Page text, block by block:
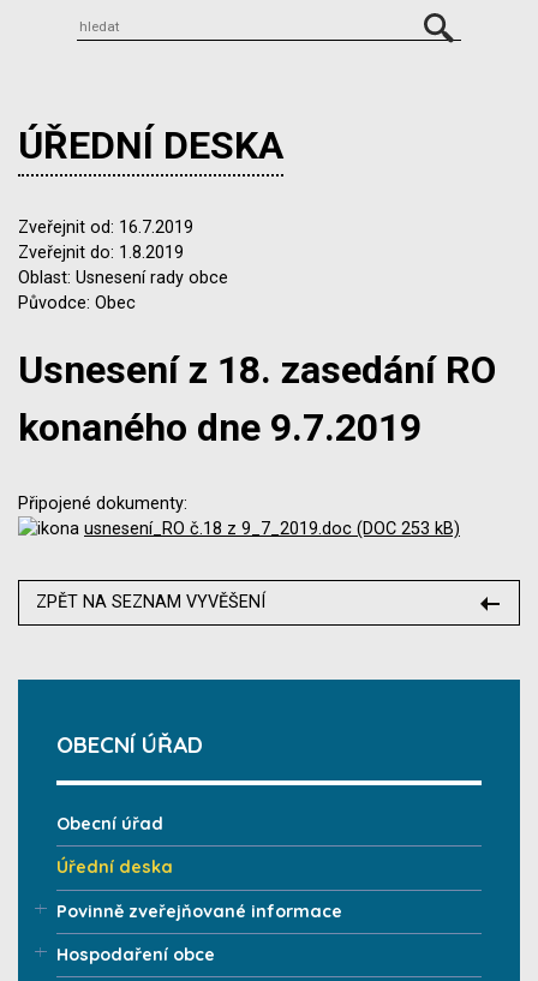
ÚŘEDNÍ DESKA
Zveřejnit od: 16.7.2019
Zveřejnit do: 1.8.2019
Oblast: Usnesení rady obce
Původce: Obec
Usnesení z 18. zasedání RO
konaného dne 9.7.2019
Připojené dokumenty:
usnesení_RO č.18 z 9_7_2019.doc (DOC 253 kB)
ZPĚT NA SEZNAM VYVĚŠENÍ
OBECNÍ ÚŘAD
Obecní úřad
Úřední deska
Povinně zveřejňované informace
Hospodaření obce